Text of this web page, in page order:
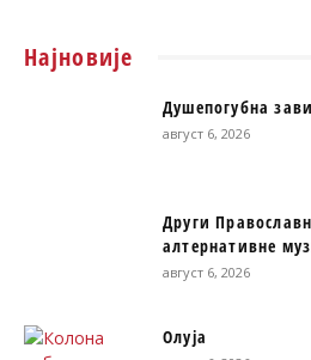
Најновије
Душепогубна
август 6, 2026
Други
алтернативне
август 6, 2026
Олуја